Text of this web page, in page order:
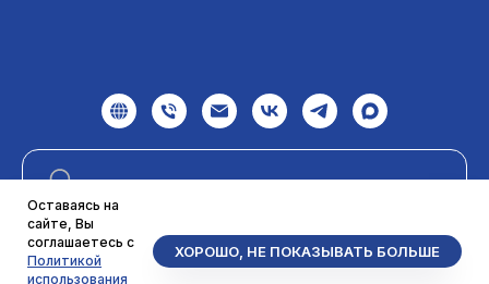
Найти
Оставаясь на
сайте, Вы
соглашаетесь с
Политикой
использования
ХОРОШО, НЕ ПОКАЗЫВАТЬ БОЛЬШЕ